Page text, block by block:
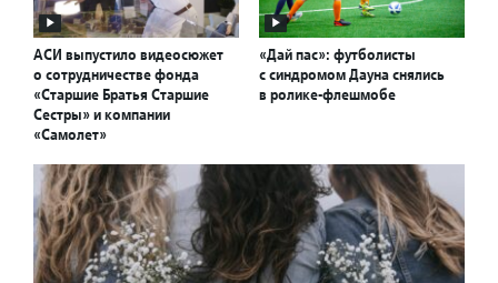
АСИ выпустило видеосюжет
о сотрудничестве фонда
«Старшие Братья Старшие
Сестры» и компании
«Самолет»
«Дай пас»: футболисты
с синдромом Дауна снялись
в ролике-флешмобе